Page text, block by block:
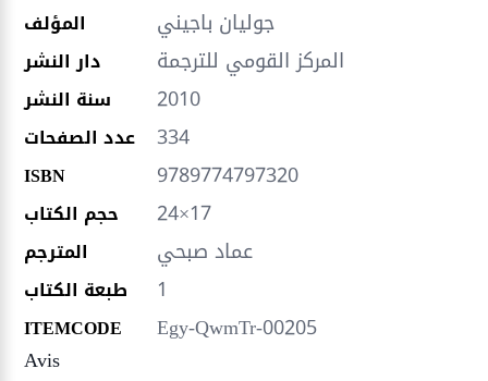
المؤلف جوليان باجيني
دار النشر المركز القومي للترجمة
سنة النشر 2010
عدد الصفحات 334
ISBN 9789774797320
حجم الكتاب 24×17
المترجم عماد صبحي
طبعة الكتاب 1
ITEMCODE
Egy-QwmTr-00205
Avis